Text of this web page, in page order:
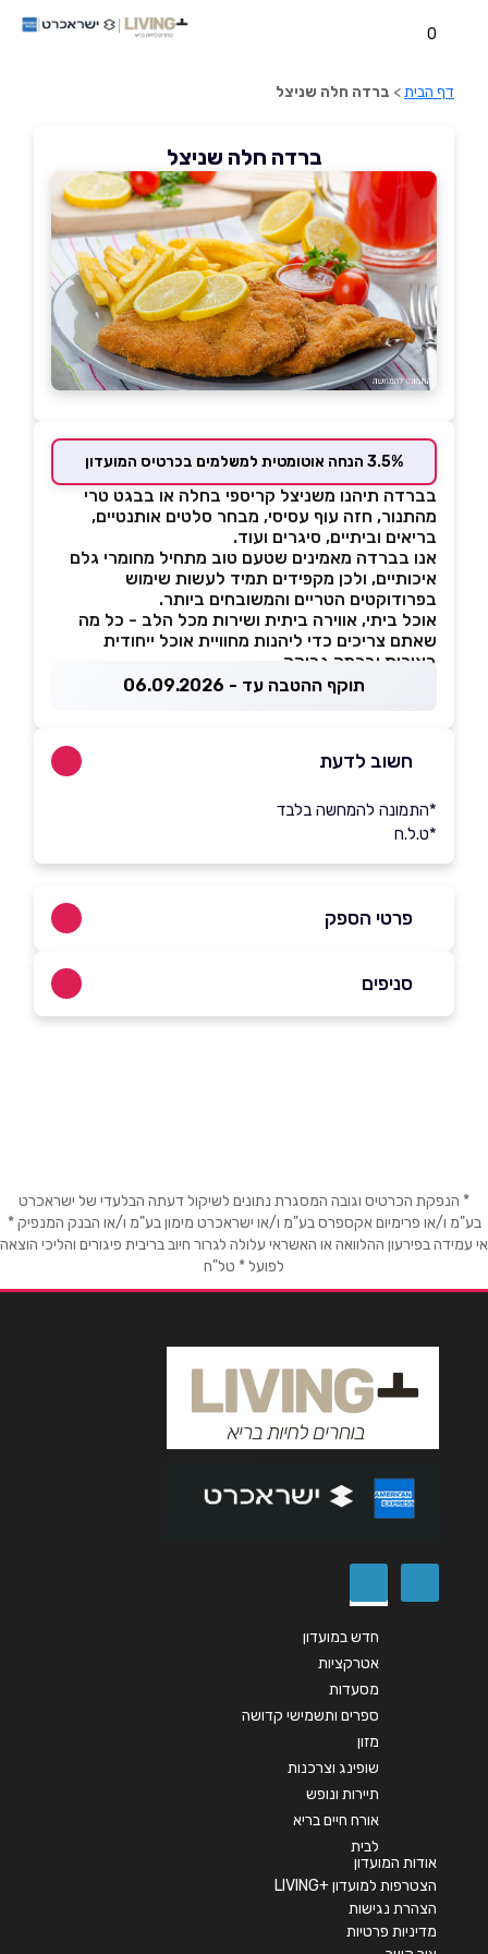
0
דף הבית> ברדה חלה שניצל
ברדה חלה שניצל
3.5% הנחה אוטומטית למשלמים בכרטיס המועדון
בברדה תיהנו משניצל קריספי בחלה או בבגט טרי
מהתנור, חזה עוף עסיסי, מבחר סלטים אותנטיים,
בריאים וביתיים, סיגרים ועוד.
אנו בברדה מאמינים שטעם טוב מתחיל מחומרי גלם
איכותיים, ולכן מקפידים תמיד לעשות שימוש
בפרודוקטים הטריים והמשובחים ביותר.
אוכל ביתי, אווירה ביתית ושירות מכל הלב - כל מה
שאתם צריכים כדי ליהנות מחוויית אוכל ייחודית
באיכות וברמה גבוהה.
תוקף ההטבה עד - 06.09.2026
חשוב לדעת
*התמונה להמחשה בלבד
*ט.ל.ח
פרטי הספק
בפייסבוק באינסטגרם
טלפון*
אנא חזרו אלי בקשר ל...
סניפים
* הנפקת הכרטיס וגובה המסגרת נתונים לשיקול דעתה הבלעדי של ישראכרט
בע"מ ו/או פרימיום אקספרס בע"מ ו/או ישראכרט מימון בע"מ ו/או הבנק המנפיק *
אי עמידה בפירעון ההלוואה או האשראי עלולה לגרור חיוב בריבית פיגורים והליכי הוצאה
לפועל * טל"ח
חדש במועדון
אטרקציות
מסעדות
ספרים ותשמישי קדושה
מזון
שופינג וצרכנות
תיירות ונופש
אורח חיים בריא
לבית
אודות המועדון
הצטרפות למועדון +LIVING
הצהרת נגישות
מדיניות פרטיות